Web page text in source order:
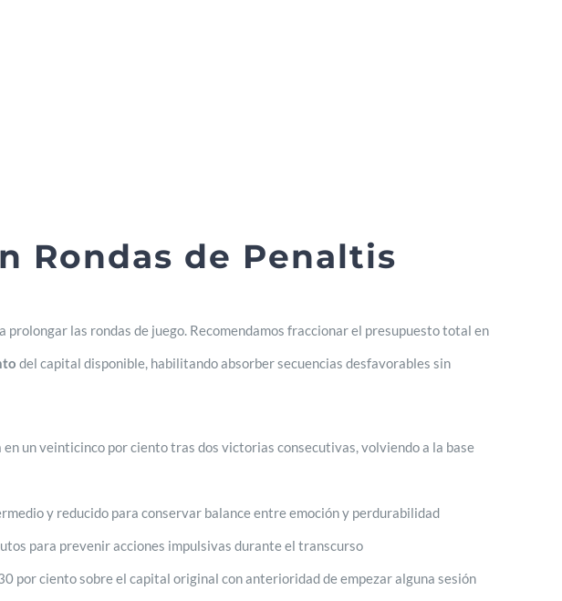
Rondas de Penaltis
las rondas de juego. Recomendamos fraccionar el presupuesto total en
del capital disponible, habilitando absorber secuencias desfavorables sin
un veinticinco por ciento tras dos victorias consecutivas, volviendo a la base
y reducido para conservar balance entre emoción y perdurabilidad
para prevenir acciones impulsivas durante el transcurso
por ciento sobre el capital original con anterioridad de empezar alguna sesión